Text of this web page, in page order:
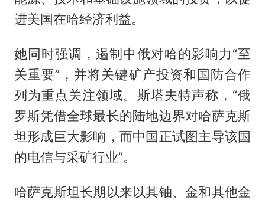
进美国在哈经济利益。
她同时强调，遏制中俄对哈的影响力“至
关重要”，并将关键矿产投资和国防合作
列为重点关注领域。斯塔夫特声称，“俄
罗斯凭借全球最长的陆地边界对哈萨克斯
坦形成巨大影响，而中国正试图主导该国
的电信与采矿行业”。
哈萨克斯坦长期以来以其铀、金和其他金